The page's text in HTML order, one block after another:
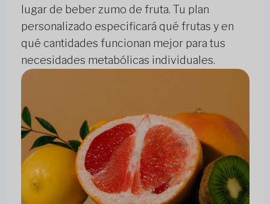
lugar de beber zumo de fruta. Tu plan
personalizado especificará qué frutas y en
qué cantidades funcionan mejor para tus
necesidades metabólicas individuales.